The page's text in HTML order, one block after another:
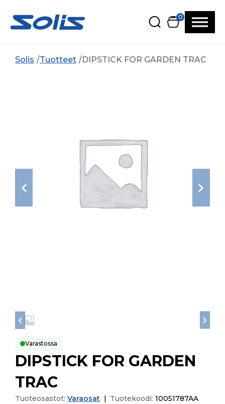
0
Solis Tuotteet DIPSTICK FOR GARDEN TRAC
Varastossa
DIPSTICK FOR GARDEN
TRAC
Tuoteosastot: Varaosat Tuotekoodi: 10051787AA